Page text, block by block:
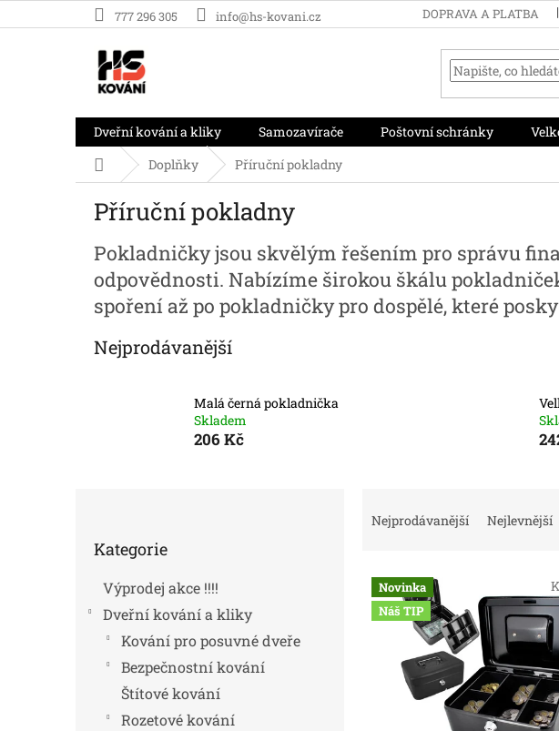
na
777 296 305 info@hs-kovani.cz DOPRAVA A PLATBA
Dveřní kování a kliky Samozavírače Poštovní schránky
Domů Doplňky Příruční pokladny
Příruční pokladny
Pokladničky jsou skvělým řešením pro správu
odpovědnosti. Nabízíme širokou škálu
spoření až po pokladničky pro dospělé, které
Nejprodávanější
Malá černá pokladnička
Skladem
206 Kč
kategorie
Kategorie
Výprodej akce !!!!
Dveřní kování a kliky
Kování pro posuvné dveře
Bezpečnostní kování
Štítové kování
Rozetové kování
n
p
Nejprodávanější Nejlevnější
V
ý
p
Novinka
Náš TIP